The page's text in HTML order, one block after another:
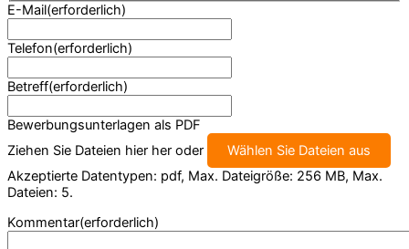
E-Mail(erforderlich)
Telefon(erforderlich)
Betreff(erforderlich)
Bewerbungsunterlagen als PDF
Ziehen Sie Dateien hier her oder
Wählen Sie Dateien aus
Akzeptierte Datentypen: pdf, Max. Dateigröße: 256 MB, Max.
Dateien: 5.
Kommentar(erforderlich)